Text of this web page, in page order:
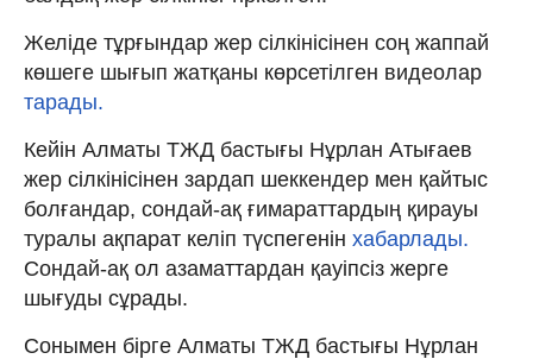
Желіде тұрғындар жер сілкінісінен соң жаппай
көшеге шығып жатқаны көрсетілген видеолар
тарады.
Кейін Алматы ТЖД бастығы Нұрлан Атығаев
жер сілкінісінен зардап шеккендер мен қайтыс
болғандар, сондай-ақ ғимараттардың қирауы
туралы ақпарат келіп түспегенін хабарлады.
Сондай-ақ ол азаматтардан қауіпсіз жерге
шығуды сұрады.
Сонымен бірге Алматы ТЖД бастығы Нұрлан